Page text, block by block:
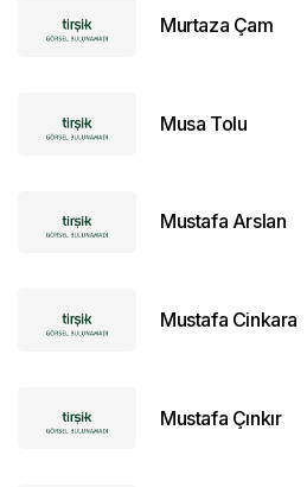
Murtaza Çam
Musa Tolu
Mustafa Arslan
Mustafa Cinkara
Mustafa Çınkır